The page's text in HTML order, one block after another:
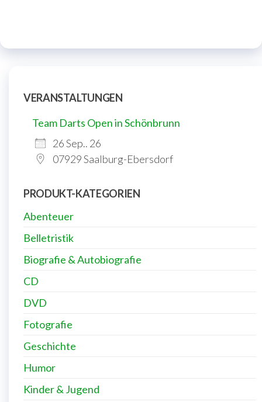
VERANSTALTUNGEN
Team Darts Open in Schönbrunn
26 Sep.. 26
07929 Saalburg-Ebersdorf
PRODUKT-KATEGORIEN
Abenteuer
Belletristik
Biografie & Autobiografie
CD
DVD
Fotografie
Geschichte
Humor
Kinder & Jugend